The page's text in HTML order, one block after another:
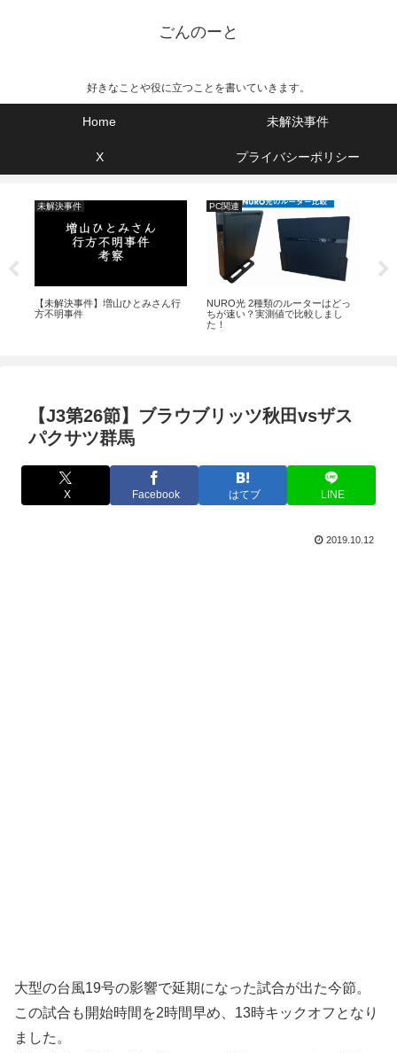
ごんのーと
好きなことや役に立つことを書いていきます。
Home 未解決事件
X プライバシーポリシー
未解決事件
【未解決事件】増山ひとみさん行
方不明事件
PC関連
NURO光 2種類のルーターはどっ
ちが速い？実測値で比較しまし
た！
【J3第26節】ブラウブリッツ秋田vsザス
パクサツ群馬
X Facebook はてブ LINE
2019.10.12
大型の台風19号の影響で延期になった試合が出た今節。
この試合も開始時間を2時間早め、13時キックオフとなり
ました。